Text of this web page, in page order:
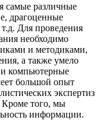
самые различные
драгоценные
Для проведения
необходимо
и методиками,
а также умело
и компьютерные
большой опыт
экспертиз
Кроме того, мы
информации.